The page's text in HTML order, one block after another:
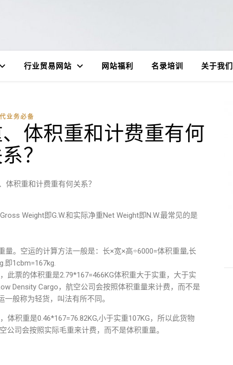
行业贸易网站 网站福利 名录培训 关于我们
业务必备
体积重和计费重有何
？
体积重和计费重有何关系？
Weight即G.W.和实际净重Net Weight即N.W.最常见的是
。空运的计算方法一般是：长×宽×高÷6000=体积重量,长
即1cbm=167kg.
此票的体积重是2.79*167=466KG体积重大于实重，大于实
Density Cargo，航空公司会按照体积重量来计费，而不是
般称为轻货，叫法有所不同。
积重是0.46*167=76.82KG,小于实重107KG，所以此货物
公司会按照实际毛重来计费，而不是体积重量。